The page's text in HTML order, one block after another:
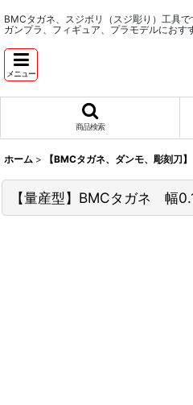
BMCタガネ、スジボリ（スジ彫り）工具で
ガンプラ、フィギュア、プラモデルにおす
メニュー
商品検索
ホーム > 【BMCタガネ、ダンモ、彫刻刀】
【量産型】BMCタガネ 幅